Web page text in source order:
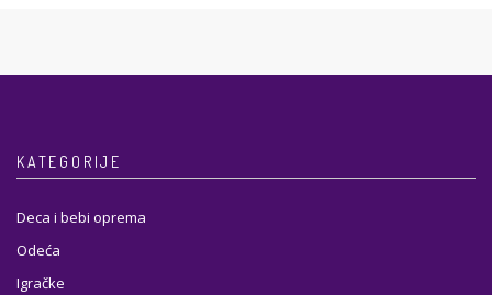
KATEGORIJE
Deca i bebi oprema
Odeća
Igračke